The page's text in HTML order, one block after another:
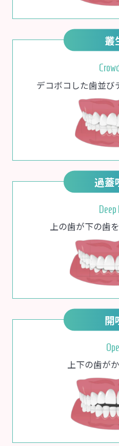
叢
デコボコした歯並び
過蓋
上の歯が下の歯
開
上下の歯が